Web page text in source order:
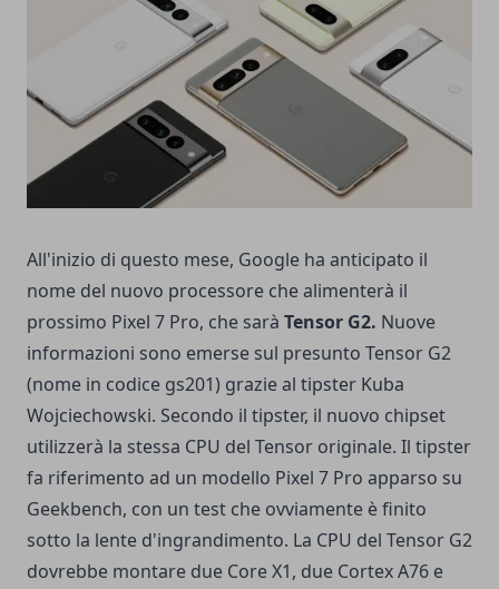
All'inizio di questo mese, Google ha anticipato il
nome del nuovo processore che alimenterà il
prossimo Pixel 7 Pro, che sarà Tensor G2. Nuove
informazioni sono emerse sul presunto Tensor G2
(nome in codice gs201) ​​grazie al tipster Kuba
Wojciechowski. Secondo il tipster, il nuovo chipset
utilizzerà la stessa CPU del Tensor originale. Il tipster
fa riferimento ad un modello Pixel 7 Pro apparso su
Geekbench, con un test che ovviamente è finito
sotto la lente d'ingrandimento. La CPU del Tensor G2
dovrebbe montare due Core X1, due Cortex A76 e